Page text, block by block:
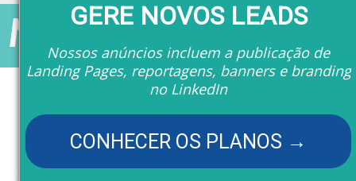
GERE NOVOS LEADS
Nossos anúncios incluem a publicação de
Landing Pages, reportagens, banners e branding
no LinkedIn
CONHECER OS PLANOS →
Marketplace
ESCOLHA AS
MELHORES EMPRESAS